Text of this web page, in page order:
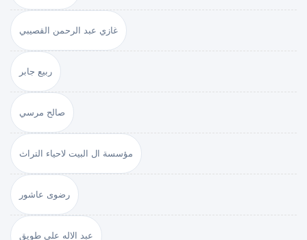
غازي عبد الرحمن القصيبي
ربيع جابر
صالح مرسي
مؤسسة ال البيت لاحياء التراث
رضوى عاشور
عبد الاله علي طويق